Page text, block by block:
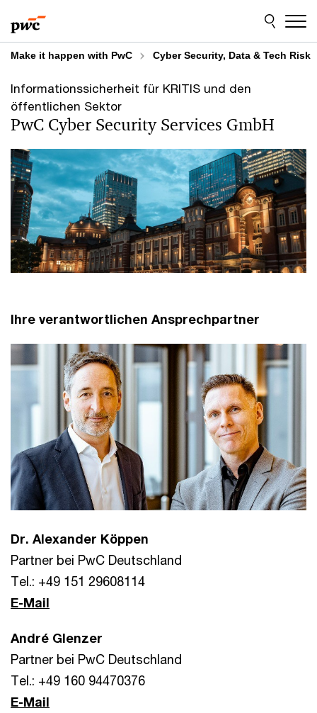
to
content
to
footer
Make it happen with PwC Cyber Security, Data & Tech Risk
Informationssicherheit für KRITIS und den
öffentlichen Sektor
PwC Cyber Security Services GmbH
Ihre verantwortlichen Ansprechpartner
Dr. Alexander Köppen
Partner bei PwC Deutschland
Tel.: +49 151 29608114
E-Mail
André Glenzer
Partner bei PwC Deutschland
Tel.: +49 160 94470376
E-Mail